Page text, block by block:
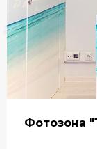
Фотозона